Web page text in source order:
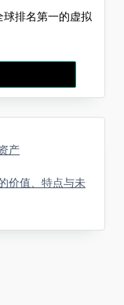
排名第一的虚拟
产
价值、特点与未